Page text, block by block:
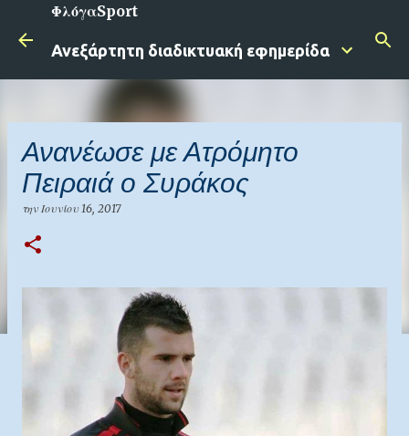
Μετάβαση στο κύριο περιεχόμενο
ΦλόγαSport
Ανεξάρτητη διαδικτυακή εφημερίδα
Ανανέωσε με Ατρόμητο
Πειραιά ο Συράκος
την Ιουνίου 16, 2017